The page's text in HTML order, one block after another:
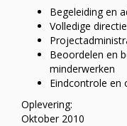
Begeleiding en
Volledige
Beoordelen en
minderwerken
Eindcontrole en
Oplevering:
Oktober 2010